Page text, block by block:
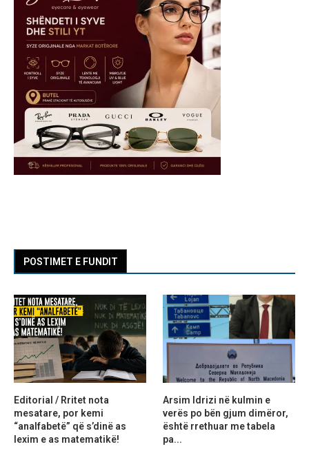
POSTIMET E FUNDIT
Editorial / Rritet nota
mesatare, por kemi
“analfabetë” që s’dinë as
lexim e as matematikë!
Arsim Idrizi në kulmin e
verës po bën gjum dimëror,
është rrethuar me tabela
pa...